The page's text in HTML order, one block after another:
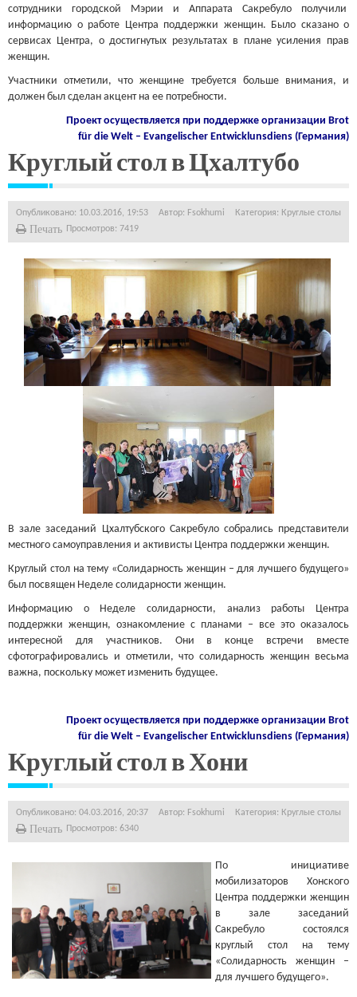
сотрудники городской Мэрии и Аппарата Сакребуло получили
информацию о работе Центра поддержки женщин. Было сказано о
сервисах Центра, о достигнутых результатах в плане усиления прав
женщин.
Участники отметили, что женщине требуется больше внимания, и
должен был сделан акцент на ее потребности.
Проект осуществляется при поддержке организации Brot
für die Welt – Evangelischer Entwicklunsdiens (Германия)
Круглый стол в Цхалтубо
Опубликовано: 10.03.2016, 19:53 Автор: Fsokhumi Категория: Круглые столы
Просмотров: 7419
Печать
В зале заседаний Цхалтубского Сакребуло собрались представители
местного самоуправления и активисты Центра поддержки женщин.
Круглый стол на тему «Солидарность женщин – для лучшего будущего»
был посвящен Неделе солидарности женщин.
Информацию о Неделе солидарности, анализ работы Центра
поддержки женщин, ознакомление с планами – все это оказалось
интересной для участников. Они в конце встречи вместе
сфотографировались и отметили, что солидарность женщин весьма
важна, поскольку может изменить будущее.
Проект осуществляется при поддержке организации Brot
für die Welt – Evangelischer Entwicklunsdiens (Германия)
Круглый стол в Хони
Опубликовано: 04.03.2016, 20:37 Автор: Fsokhumi Категория: Круглые столы
Просмотров: 6340
Печать
По инициативе
мобилизаторов Хонского
Центра поддержки женщин
в зале заседаний
Сакребуло состоялся
круглый стол на тему
«Солидарность женщин –
для лучшего будущего».